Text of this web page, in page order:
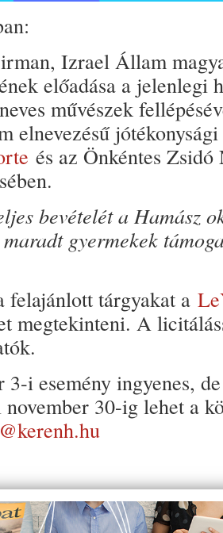
Izrael Állam
előadása a jelenlegi
művészek
elnevezésű
és az Önkéntes
bevételét a Hamász
gyermekek
felajánlott tárgyakat a
megtekinteni. A
3-i esemény ingyenes,
30-ig lehet a